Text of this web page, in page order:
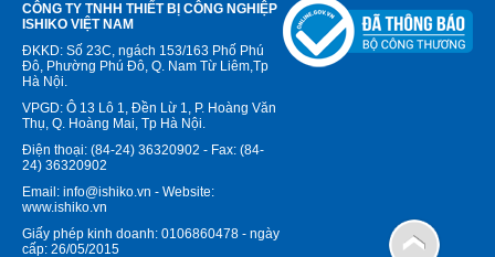
CÔNG TY TNHH THIẾT BỊ CÔNG NGHIỆP
ISHIKO VIỆT NAM
ĐKKD: Số 23C, ngách 153/163 Phố Phú
Đô, Phường Phú Đô, Q. Nam Từ Liêm,Tp
Hà Nội.
VPGD: Ô 13 Lô 1, Đền Lừ 1, P. Hoàng Văn
Thụ, Q. Hoàng Mai, Tp Hà Nội.
Điện thoại: (84-24) 36320902 - Fax: (84-
24) 36320902
Email: info@ishiko.vn - Website:
www.ishiko.vn
Giấy phép kinh doanh: 0106860478 - ngày
cấp: 26/05/2015